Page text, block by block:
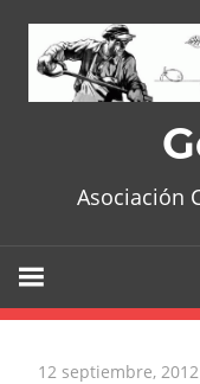
content
Asociación
12 septiembre, 2012